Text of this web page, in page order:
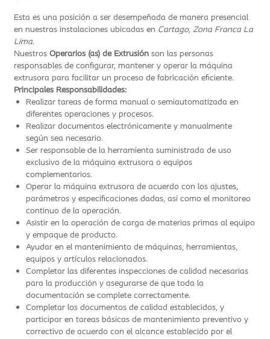
Esta es una posición a ser desempeñada de manera presencial
en nuestras instalaciones ubicadas en Cartago, Zona Franca La
Lima.
Nuestros Operarios (as) de Extrusión son las personas
responsables de configurar, mantener y operar la máquina
extrusora para facilitar un proceso de fabricación eficiente.
Principales Responsabilidades:
Realizar tareas de forma manual o semiautomatizada en
diferentes operaciones y procesos.
Realizar documentos electrónicamente y manualmente
según sea necesario.
Ser responsable de la herramienta suministrada de uso
exclusivo de la máquina extrusora o equipos
complementarios.
Operar la máquina extrusora de acuerdo con los ajustes,
parámetros y especificaciones dadas, así como el monitoreo
continuo de la operación.
Asistir en la operación de carga de materias primas al equipo
y empaque de producto.
Ayudar en el mantenimiento de máquinas, herramientas,
equipos y artículos relacionados.
Completar las diferentes inspecciones de calidad necesarias
para la producción y asegurarse de que toda la
documentación se complete correctamente.
Completar los documentos de calidad establecidos, y
participar en tareas básicas de mantenimiento preventivo y
correctivo de acuerdo con el alcance establecido por el